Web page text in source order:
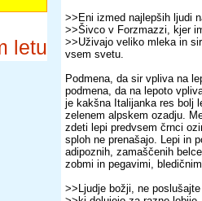
letu
>>Eni izmed najlepših ljudi
>>Šivco v Forzmazzi, kjer
>>Uživajo veliko mleka in
vsem svetu.
Podmena, da sir vpliva na
podmena, da na lepoto
je kakšna Italijanka res bolj
zelenem alpskem ozadju.
zdeti lepi predvsem črnci
sploh ne prenašajo. Lepi in
adipoznih, zamaščenih
zobmi in pegavimi,
>>Ljudje božji, ne